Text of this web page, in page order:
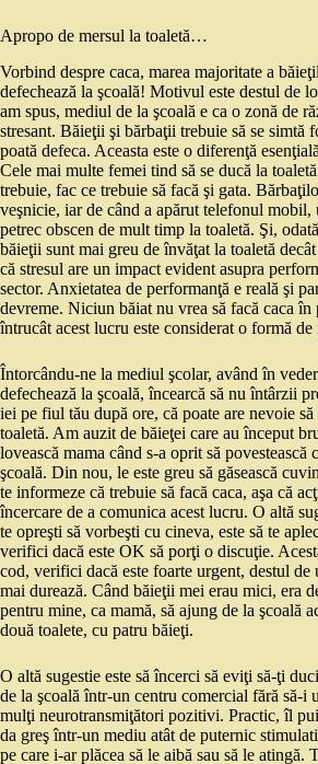
Apropo de mersul la toaletă…
Vorbind despre caca, marea majoritate a
defechează la şcoală! Motivul este destul de
am spus, mediul de la şcoală e ca o zonă de
stresant. Băieţii şi bărbaţii trebuie să se simtă
poată defeca. Aceasta este o diferenţă
Cele mai multe femei tind să se ducă la
trebuie, fac ce trebuie să facă şi gata.
veşnicie, iar de când a apărut telefonul mobil,
petrec obscen de mult timp la toaletă. Şi,
băieţii sunt mai greu de învăţat la toaletă
că stresul are un impact evident asupra
sector. Anxietatea de performanţă e reală şi
devreme. Niciun băiat nu vrea să facă caca în
întrucât acest lucru este considerat o formă de
Întorcându‑ne la mediul şcolar, având în
defechează la şcoală, încearcă să nu întârzii
iei pe fiul tău după ore, că poate are nevoie să
toaletă. Am auzit de băieţei care au început
lovească mama când s‑a oprit să povestească
şcoală. Din nou, le este greu să găsească
te informeze că trebuie să facă caca, aşa că
încercare de a comunica acest lucru. O altă
te opreşti să vorbeşti cu cineva, este să te
verifici dacă este OK să porţi o discuţie.
cod, verifici dacă este foarte urgent, destul de
mai durează. Când băieţii mei erau mici, era
pentru mine, ca mamă, să ajung de la şcoală
două toalete, cu patru băieţi.
O altă sugestie este să încerci să eviţi să‑ţi
de la şcoală într‑un centru comercial fără să‑i
mulţi neurotransmiţători pozitivi. Practic, îl pui
da greş într‑un mediu atât de puternic
pe care i‑ar plăcea să le aibă sau să le atingă.